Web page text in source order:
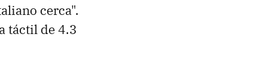
cerca".
táctil de 4.3